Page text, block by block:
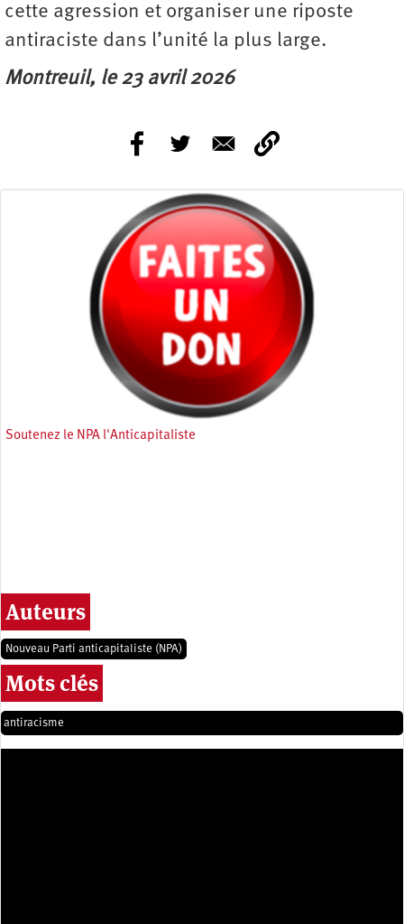
cette agression et organiser une riposte
antiraciste dans l’unité la plus large.
Montreuil, le 23 avril 2026
Soutenez le NPA l'Anticapitaliste
Auteurs
Nouveau Parti anticapitaliste (NPA)
Mots clés
antiracisme